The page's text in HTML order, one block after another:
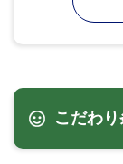
こだわ